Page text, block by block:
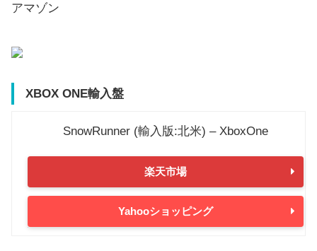
アマゾン
XBOX ONE輸入盤
SnowRunner (輸入版:北米) – XboxOne
楽天市場
Yahooショッピング